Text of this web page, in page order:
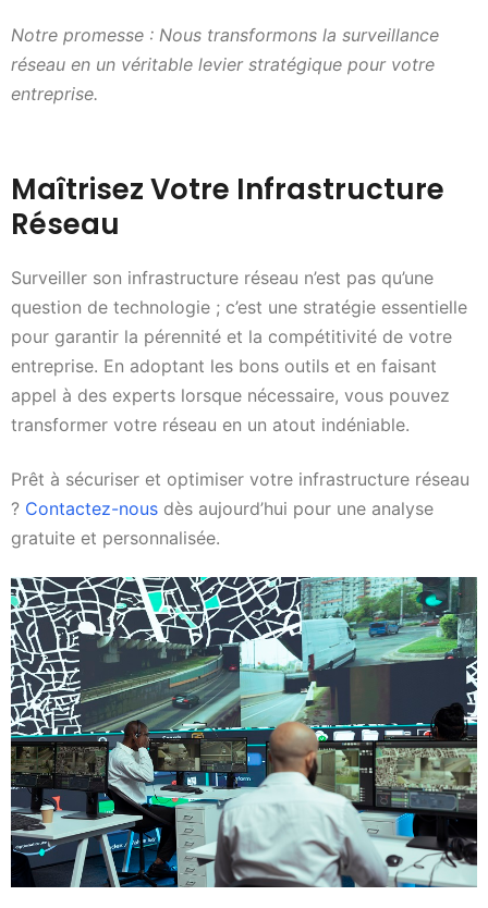
Notre promesse : Nous transformons la surveillance
réseau en un véritable levier stratégique pour votre
entreprise.
Maîtrisez Votre Infrastructure
Réseau
Surveiller son infrastructure réseau n’est pas qu’une
question de technologie ; c’est une stratégie essentielle
pour garantir la pérennité et la compétitivité de votre
entreprise. En adoptant les bons outils et en faisant
appel à des experts lorsque nécessaire, vous pouvez
transformer votre réseau en un atout indéniable.
Prêt à sécuriser et optimiser votre infrastructure réseau
? Contactez-nous dès aujourd’hui pour une analyse
gratuite et personnalisée.